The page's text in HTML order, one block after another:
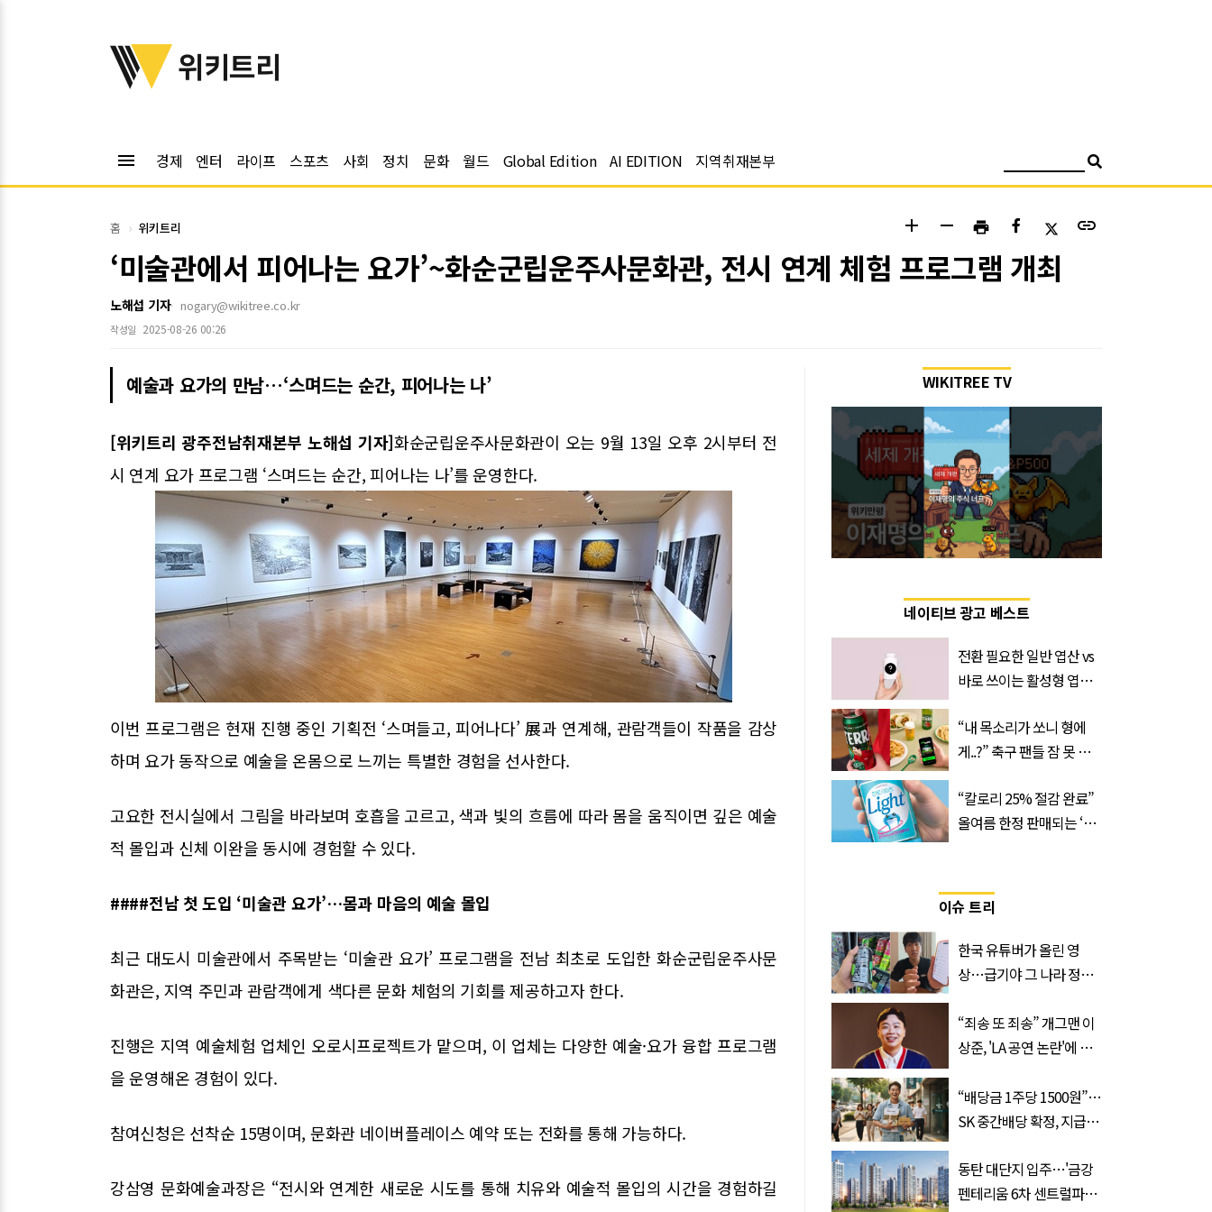
위키트리
위키트리
menu 경제 엔터 라이프 스포츠 사회 정치 문화 월드 Global Edition AI EDITION 지역취재본부
홈 위키트리 add remove print link
‘미술관에서 피어나는 요가’~화순군립운주사문화관, 전시 연계 체험 프로그램 개최
노해섭 기자 nogary@wikitree.co.kr
작성일 2025-08-26 00:26
예술과 요가의 만남…‘스며드는 순간, 피어나는 나’
[위키트리 광주전남취재본부 노해섭 기자]화순군립운주사문화관이 오는 9월 13일 오후 2시부터 전
시 연계 요가 프로그램 ‘스며드는 순간, 피어나는 나’를 운영한다.
이번 프로그램은 현재 진행 중인 기획전 ‘스며들고, 피어나다’ 展과 연계해, 관람객들이 작품을 감상
하며 요가 동작으로 예술을 온몸으로 느끼는 특별한 경험을 선사한다.
고요한 전시실에서 그림을 바라보며 호흡을 고르고, 색과 빛의 흐름에 따라 몸을 움직이면 깊은 예술
적 몰입과 신체 이완을 동시에 경험할 수 있다.
####전남 첫 도입 ‘미술관 요가’…몸과 마음의 예술 몰입
최근 대도시 미술관에서 주목받는 ‘미술관 요가’ 프로그램을 전남 최초로 도입한 화순군립운주사문
화관은, 지역 주민과 관람객에게 색다른 문화 체험의 기회를 제공하고자 한다.
진행은 지역 예술체험 업체인 오로시프로젝트가 맡으며, 이 업체는 다양한 예술·요가 융합 프로그램
을 운영해온 경험이 있다.
참여신청은 선착순 15명이며, 문화관 네이버플레이스 예약 또는 전화를 통해 가능하다.
강삼영 문화예술과장은 “전시와 연계한 새로운 시도를 통해 치유와 예술적 몰입의 시간을 경험하길
WIKITREE TV
네이티브 광고 베스트
전환 필요한 일반 엽산 vs
바로 쓰이는 활성형 엽
‘Quatrefolic®’ 주목
“내 목소리가 쏘니 형에
게..?” 축구 팬들 잠 못 들
트
“칼로리 25% 절감 완료”
올여름 한정 판매되는 ‘최
이슈 트리
한국 유튜버가 올린 영
상…급기야 그 나라 정부
“죄송 또 죄송” 개그맨 이
상준, 'LA 공연 논란'에 고
“배당금 1주당 1500원”…
SK 중간배당 확정, 지급일
동탄 대단지 입주…'금강
펜테리움 6차 센트럴파크'